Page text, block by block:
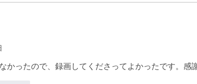
かったので、録画してくださってよかったです。感